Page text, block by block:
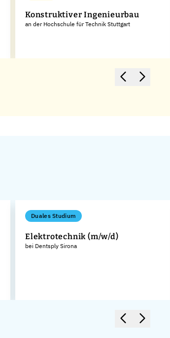
Konstruktiver Ingenieurbau
an der Hochschule für Technik Stuttgart
Duales Studium
Elektrotechnik (m/w/d)
bei Dentsply Sirona